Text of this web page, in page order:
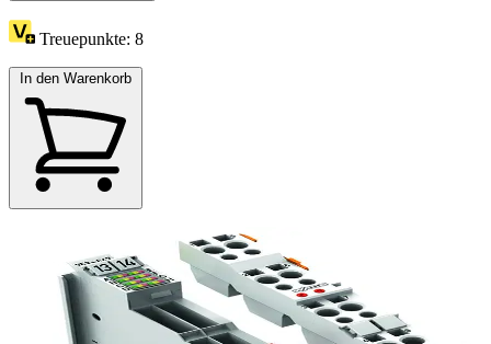
Treuepunkte: 8
In den Warenkorb